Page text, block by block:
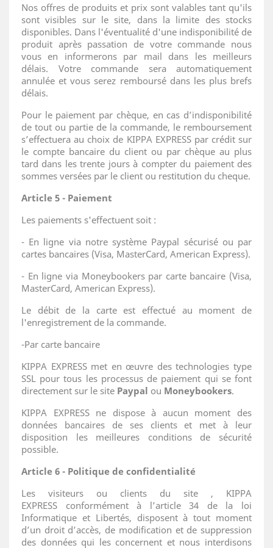
Nos offres de produits et prix sont valables tant qu'ils
sont visibles sur le site, dans la limite des stocks
disponibles. Dans l'éventualité d'une indisponibilité de
produit après passation de votre commande nous
vous en informerons par mail dans les meilleurs
délais. Votre commande sera automatiquement
annulée et vous serez remboursé dans les plus brefs
délais.
Pour le paiement par chèque, en cas d’indisponibilité
de tout ou partie de la commande, le remboursement
s’effectuera au choix de KIPPA EXPRESS par crédit sur
le compte bancaire du client ou par chèque au plus
tard dans les trente jours à compter du paiement des
sommes versées par le client ou restitution du cheque.
Article 5 - Paiement
Les paiements s'effectuent soit :
- En ligne via notre système Paypal sécurisé ou par
cartes bancaires (Visa, MasterCard, American Express).
- En ligne via Moneybookers par carte bancaire (Visa,
MasterCard, American Express).
Le débit de la carte est effectué au moment de
l'enregistrement de la commande.
-Par carte bancaire
KIPPA EXPRESS met en œuvre des technologies type
SSL pour tous les processus de paiement qui se font
directement sur le site Paypal ou Moneybookers.
KIPPA EXPRESS ne dispose à aucun moment des
données bancaires de ses clients et met à leur
disposition les meilleures conditions de sécurité
possible.
Article 6 - Politique de confidentialité
Les visiteurs ou clients du site , KIPPA
EXPRESS conformément à l’article 34 de la loi
Informatique et Libertés, disposent à tout moment
d’un droit d’accès, de modification et de suppression
des données qui les concernent et nous interdisons